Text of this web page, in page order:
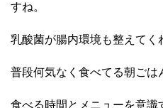
すね。
乳酸菌が腸内環境も整えてく
普段何気なく食べてる朝ごは
食べる時間とメニューを意識